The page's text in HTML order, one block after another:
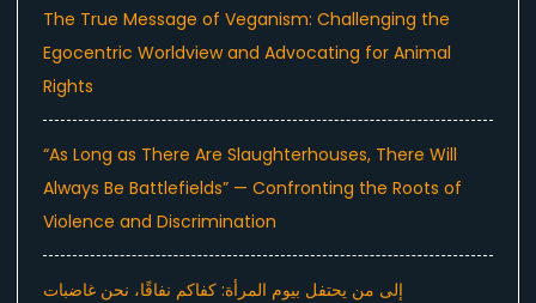
The True Message of Veganism: Challenging the
Egocentric Worldview and Advocating for Animal
Rights
“As Long as There Are Slaughterhouses, There Will
Always Be Battlefields” — Confronting the Roots of
Violence and Discrimination
إلى من يحتفل بيوم المرأة: كفاكم نفاقًا، نحن غاضبات